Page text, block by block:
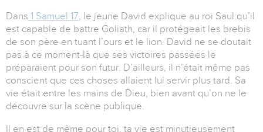
Dans 1 Samuel 17, le jeune David explique au roi Saul qu’il
est capable de battre Goliath, car il protégeait les brebis
de son père en tuant l’ours et le lion. David ne se doutait
pas à ce moment-là que ses victoires passées le
préparaient pour son futur. D’ailleurs, il n’était même pas
conscient que ces choses allaient lui servir plus tard. Sa
vie était entre les mains de Dieu, bien avant qu’on ne le
découvre sur la scène publique.
Il en est de même pour toi, ta vie est minutieusement